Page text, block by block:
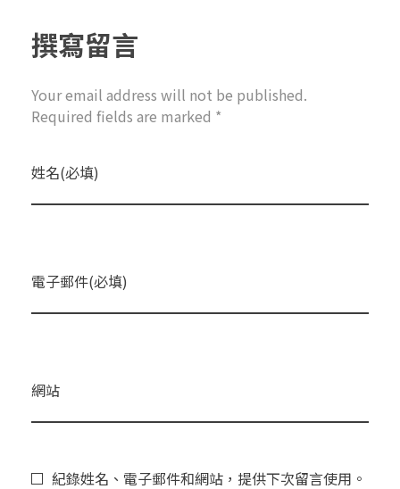
撰寫留言
Your email address will not be published.
Required fields are marked *
姓名(必填)
電子郵件(必填)
網站
紀錄姓名、電子郵件和網站，提供下次留言使用。